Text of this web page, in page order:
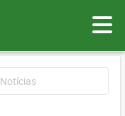
Notícias